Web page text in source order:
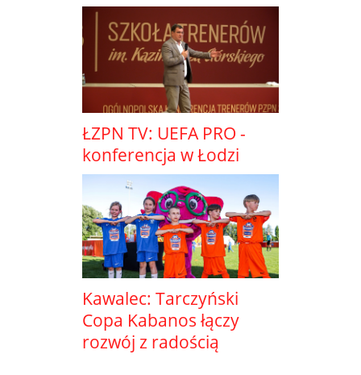
ŁZPN TV: UEFA PRO -
konferencja w Łodzi
Kawalec: Tarczyński
Copa Kabanos łączy
rozwój z radością